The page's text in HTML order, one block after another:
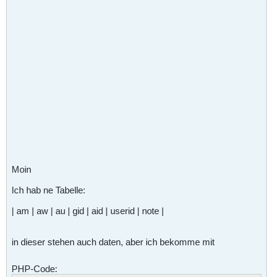
Moin
Ich hab ne Tabelle:
| am | aw | au | gid | aid | userid | note |
in dieser stehen auch daten, aber ich bekomme mit
PHP-Code: